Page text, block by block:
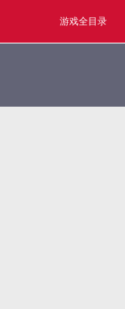
游戏全目录